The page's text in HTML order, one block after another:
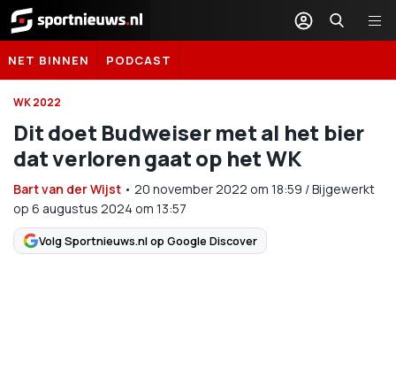
Sportnieuws.nl
NET BINNEN PODCAST
WK 2022
Dit doet Budweiser met al het bier
dat verloren gaat op het WK
Bart van der Wijst • 20 november 2022 om 18:59 /Bijgewerkt
op 6 augustus 2024 om 13:57
Volg Sportnieuws.nl op Google Discover